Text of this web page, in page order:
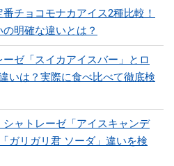
番チョコモナカアイス2種比較！
明確な違いとは？
ーゼ「スイカアイスバー」とロ
いは？実際に食べ比べて徹底検
シャトレーゼ「アイスキャンデ
ガリガリ君 ソーダ」違いを検